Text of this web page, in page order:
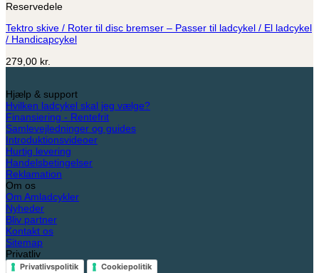
Reservedele
Tektro skive / Roter til disc bremser – Passer til ladcykel / El ladcykel
/ Handicapcykel
279,00 kr.
Hjælp & support
Hvilken ladcykel skal jeg vælge?
Finansiering - Rentefrit
Samlevejledninger og guides
Introduktionsvideoer
Hurtig levering
Handelsbetingelser
Reklamation
Om os
Om Amladcykler
Nyheder
Bliv partner
Kontakt os
Sitemap
Privatliv
Privatlivspolitik Cookiepolitik